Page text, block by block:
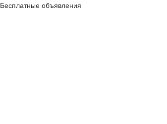
Бесплатные объявления